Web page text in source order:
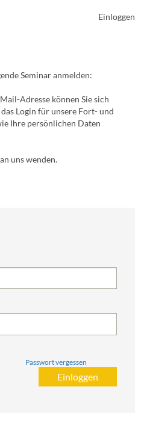
Einloggen
Seminar anmelden:
Adresse können Sie sich
Login für unsere Fort- und
Ihre persönlichen Daten
uns wenden.
Passwort vergessen